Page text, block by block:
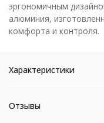
эргономичным
алюминия,
комфорта и контроля.
Характеристики
Отзывы